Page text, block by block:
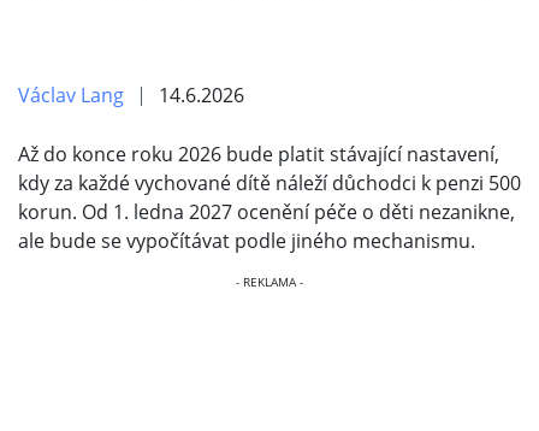
Václav Lang 14.6.2026
Až do konce roku 2026 bude platit stávající nastavení,
kdy za každé vychované dítě náleží důchodci k penzi 500
korun. Od 1. ledna 2027 ocenění péče o děti nezanikne,
ale bude se vypočítávat podle jiného mechanismu.